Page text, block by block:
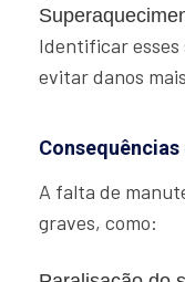
Identificar esses
evitar danos
A falta de
graves, como: